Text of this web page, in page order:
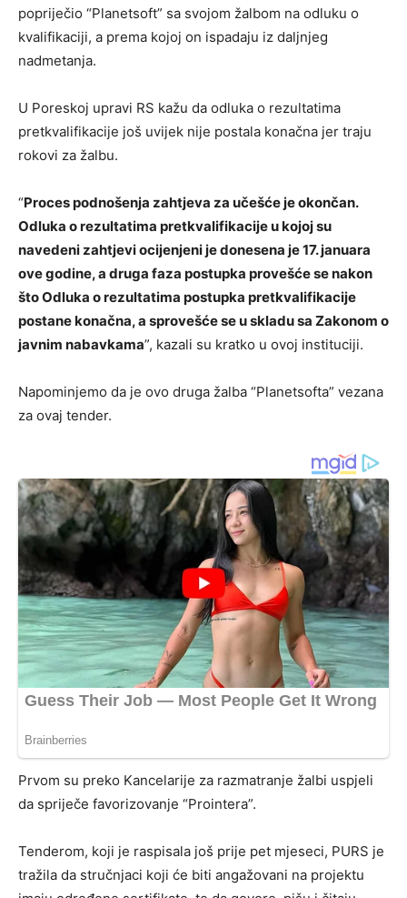
popriječio “Planetsoft” sa svojom žalbom na odluku o
kvalifikaciji, a prema kojoj on ispadaju iz daljnjeg
nadmetanja.
U Poreskoj upravi RS kažu da odluka o rezultatima
pretkvalifikacije još uvijek nije postala konačna jer traju
rokovi za žalbu.
“Proces podnošenja zahtjeva za učešće je okončan.
Odluka o rezultatima pretkvalifikacije u kojoj su
navedeni zahtjevi ocijenjeni je donesena je 17. januara
ove godine, a druga faza postupka provešće se nakon
što Odluka o rezultatima postupka pretkvalifikacije
postane konačna, a sprovešće se u skladu sa Zakonom o
javnim nabavkama”, kazali su kratko u ovoj instituciji.
Napominjemo da je ovo druga žalba “Planetsofta” vezana
za ovaj tender.
Prvom su preko Kancelarije za razmatranje žalbi uspjeli
da spriječe favorizovanje “Prointera”.
Tenderom, koji je raspisala još prije pet mjeseci, PURS je
tražila da stručnjaci koji će biti angažovani na projektu